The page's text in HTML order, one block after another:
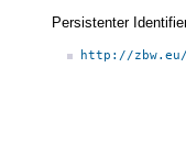
Persistenter
http://